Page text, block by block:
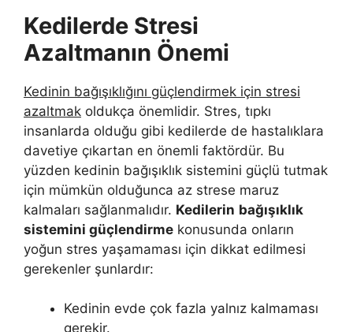
Kedilerde Stresi
Azaltmanın Önemi
Kedinin bağışıklığını güçlendirmek için stresi
azaltmak oldukça önemlidir. Stres, tıpkı
insanlarda olduğu gibi kedilerde de hastalıklara
davetiye çıkartan en önemli faktördür. Bu
yüzden kedinin bağışıklık sistemini güçlü tutmak
için mümkün olduğunca az strese maruz
kalmaları sağlanmalıdır. Kedilerin bağışıklık
sistemini güçlendirme konusunda onların
yoğun stres yaşamaması için dikkat edilmesi
gerekenler şunlardır:
Kedinin evde çok fazla yalnız kalmaması
gerekir.